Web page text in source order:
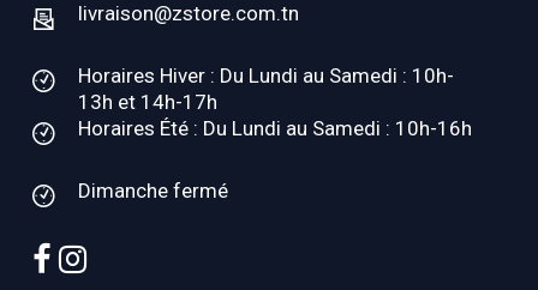
livraison@zstore.com.tn
Horaires Hiver : Du Lundi au Samedi : 10h-
13h et 14h-17h
Horaires Été : Du Lundi au Samedi : 10h-16h
Dimanche fermé
facebook
instagram